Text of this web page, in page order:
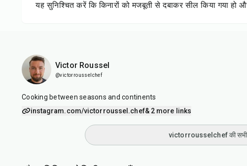
यह सुनिश्चित करें कि किनारों को मजबूती से दबाकर सील किया गया हो
Victor Roussel
@victorrousselchef
Cooking between seasons and continents
instagram.com/victorroussel.chef& 2 more links
victorrousselchef की सभी